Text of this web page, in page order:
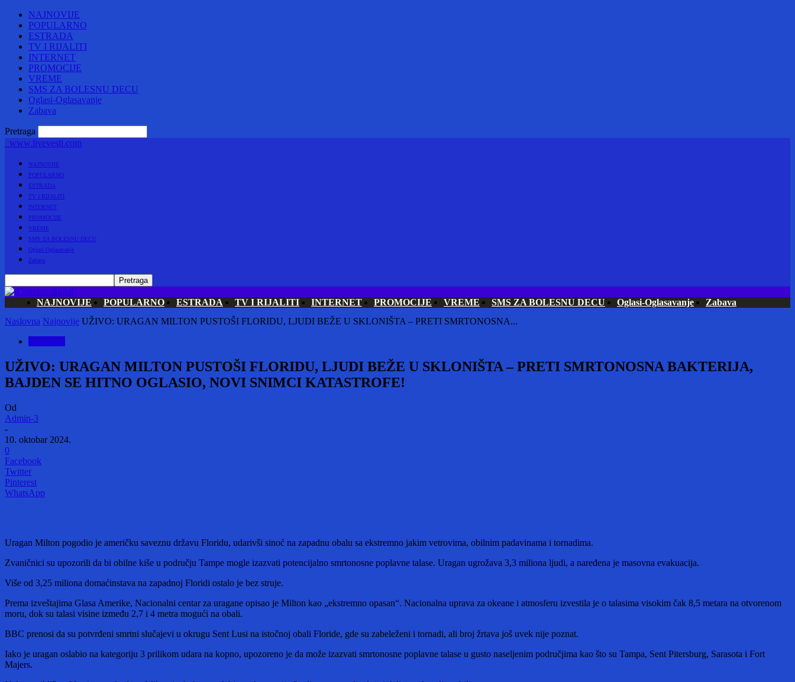
NAJNOVIJE
POPULARNO
ESTRADA
TV I RIJALITI
INTERNET
PROMOCIJE
VREME
SMS ZA BOLESNU DECU
Oglasi-Oglasavanje
Zabava
Pretraga
www.livevesti.com
NAJNOVIJE
POPULARNO
ESTRADA
TV I RIJALITI
INTERNET
PROMOCIJE
VREME
SMS ZA BOLESNU DECU
Oglasi-Oglasavanje
Zabava
NAJNOVIJE POPULARNO ESTRADA TV I RIJALITI INTERNET PROMOCIJE VREME SMS ZA BOLESNU DECU Oglasi-Oglasavanje
Zabava
Naslovna Najnovije UŽIVO: URAGAN MILTON PUSTOŠI FLORIDU, LJUDI BEŽE U SKLONIŠTA – PRETI SMRTONOSNA...
UŽIVO: URAGAN MILTON PUSTOŠI FLORIDU, LJUDI BEŽE U SKLONIŠTA – PRETI SMRTONOSNA BAKTERIJA,
BAJDEN SE HITNO OGLASIO, NOVI SNIMCI KATASTROFE!
Od
Admin-3
-
10. oktobar 2024.
0
Facebook
Twitter
Pinterest
WhatsApp
Uragan Milton pogodio je američku saveznu državu Floridu, udarivši sinoć na zapadnu obalu sa ekstremno jakim vetrovima, obilnim padavinama i tornadima.
Zvaničnici su upozorili da bi obilne kiše u području Tampe mogle izazvati potencijalno smrtonosne poplavne talase. Uragan ugrožava 3,3 miliona ljudi, a naređena je masovna evakuacija.
Više od 3,25 miliona domaćinstava na zapadnoj Floridi ostalo je bez struje.
Prema izveštajima Glasa Amerike, Nacionalni centar za uragane opisao je Milton kao „ekstremno opasan“. Nacionalna uprava za okeane i atmosferu izvestila je o talasima visokim čak 8,5 metara na otvorenom
moru, dok su talasi visine između 2,7 i 4 metra mogući na obali.
BBC prenosi da su potvrđeni smrtni slučajevi u okrugu Sent Lusi na istočnoj obali Floride, gde su zabeleženi i tornadi, ali broj žrtava još uvek nije poznat.
Iako je uragan oslabio na kategoriju 3 prilikom udara na kopno, upozoreno je da može izazvati smrtonosne poplavne talase u gusto naseljenim područjima kao što su Tampa, Sent Pitersburg, Sarasota i Fort
Majers.